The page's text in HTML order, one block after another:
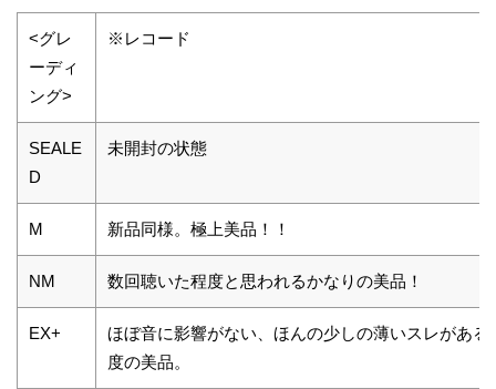
<グレ
ーディ
ング>
※レコード
SEALE
D
未開封の状態
M 新品同様。極上美品！！
NM 数回聴いた程度と思われるかなりの美品！
EX+
ほぼ音に影響がない、ほんの少しの薄いスレがある
度の美品。